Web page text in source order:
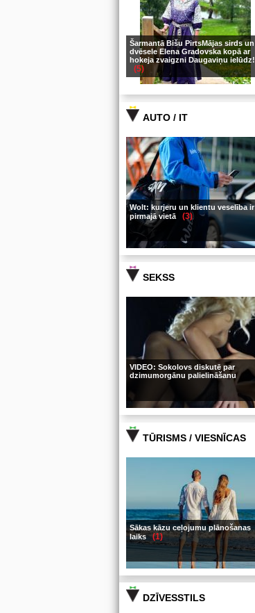
Šarmantā Bišu PirtsMājas sirds un
dvēsele Elena Gradovska kopā ar
hokeja zvaigzni Daugaviņu ielūdz!
(5)
AUTO / IT
Wolt: kurjeru un klientu veselība ir
pirmajā vietā
(3)
SEKSS
VIDEO: Sokolovs diskutē par
dzimumorgānu palielināšanu
TŪRISMS / VIESNĪCAS
Sākas kāzu ceļojumu plānošanas
laiks (1)
DZĪVESSTILS